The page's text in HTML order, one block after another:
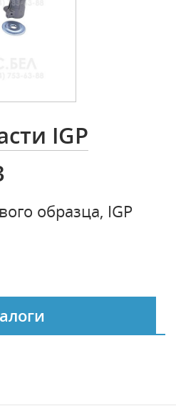
IGP
образца, IGP